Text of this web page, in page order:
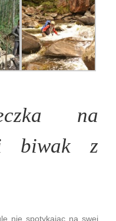
na
i biwak z
nie spotykając na swej